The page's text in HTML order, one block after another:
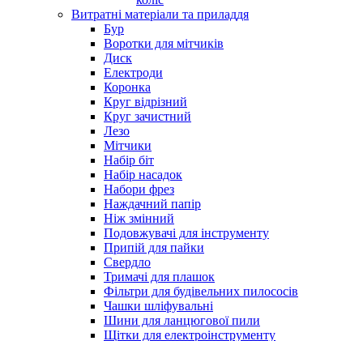
Витратні матеріали та приладдя
Бур
Воротки для мітчиків
Диск
Електроди
Коронка
Круг відрізний
Круг зачистний
Лезо
Мітчики
Набір біт
Набір насадок
Набори фрез
Наждачний папір
Ніж змінний
Подовжувачі для інструменту
Припій для пайки
Свердло
Тримачі для плашок
Фільтри для будівельних пилососів
Чашки шліфувальні
Шини для ланцюгової пили
Щітки для електроінструменту